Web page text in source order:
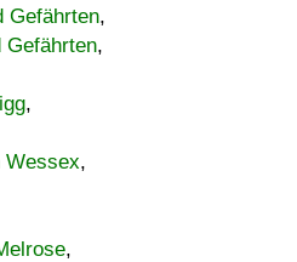
Gefährten,
Gefährten,
,
,
,